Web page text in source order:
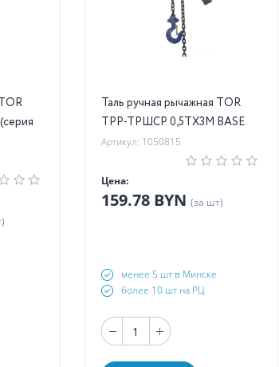
Таль ручная рычажная TOR
ТРР-ТРШСР 0,5ТХ3М BASE
Артикул: 1050815
Цена:
159.78 BYN (за шт)
менее 5 шт в Минске
более 10 шт на РЦ